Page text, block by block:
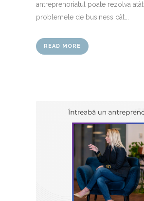
antreprenoriatul poate rezolva atât
problemele de business cât...
READ MORE